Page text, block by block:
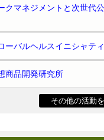
クマネジメントと次世代
ーバルヘルスイニシャテ
商品開発研究所
その他の活動